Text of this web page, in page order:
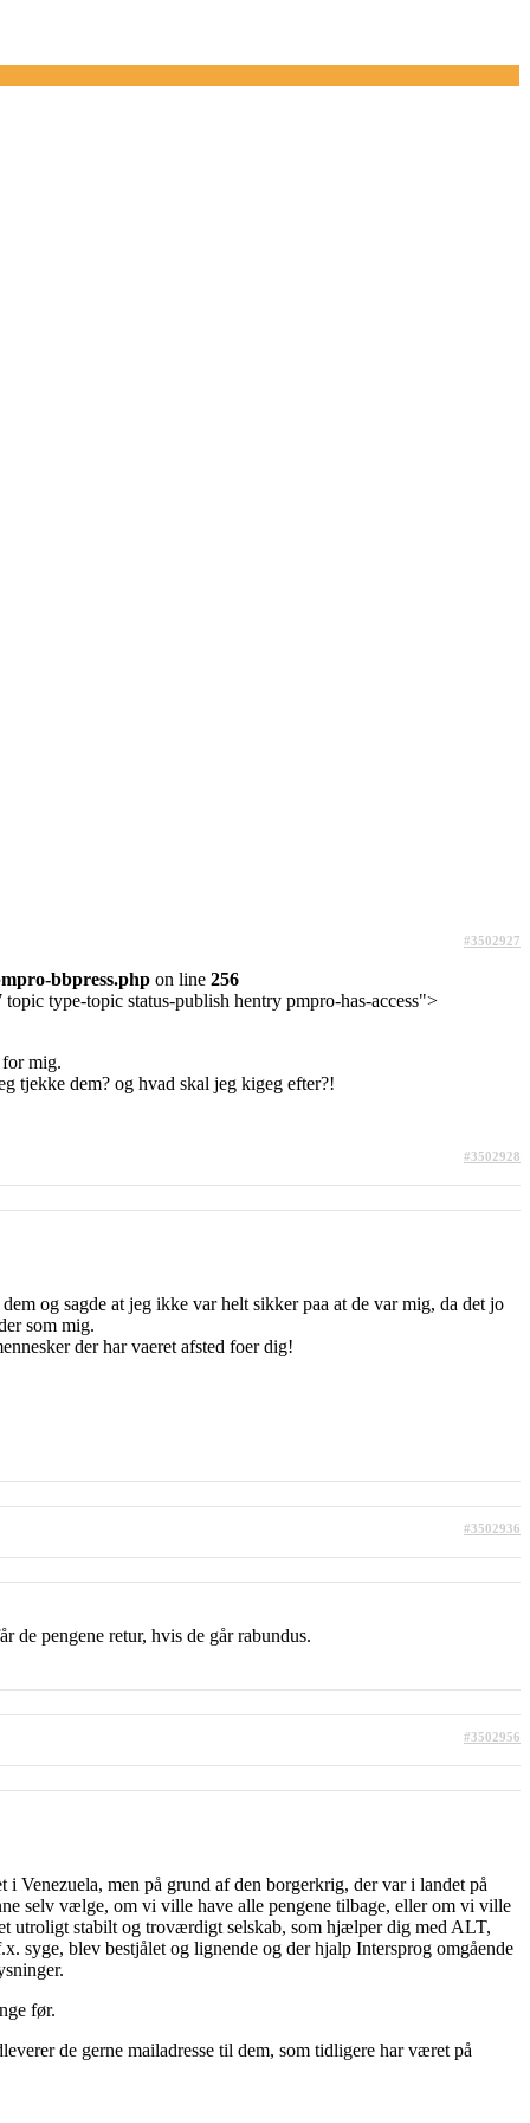
#3502927
bbpress.php on line 256
type-topic status-publish hentry pmpro-has-access">
for mig.
tjekke dem? og hvad skal jeg kigeg efter?!
#3502928
og sagde at jeg ikke var helt sikker paa at de var mig, da det jo
som mig.
der har vaeret afsted foer dig!
#3502936
de pengene retur, hvis de går rabundus.
#3502956
Venezuela, men på grund af den borgerkrig, der var i landet på
selv vælge, om vi ville have alle pengene tilbage, eller om vi ville
utroligt stabilt og troværdigt selskab, som hjælper dig med ALT,
syge, blev bestjålet og lignende og der hjalp Intersprog omgående
før.
de gerne mailadresse til dem, som tidligere har været på